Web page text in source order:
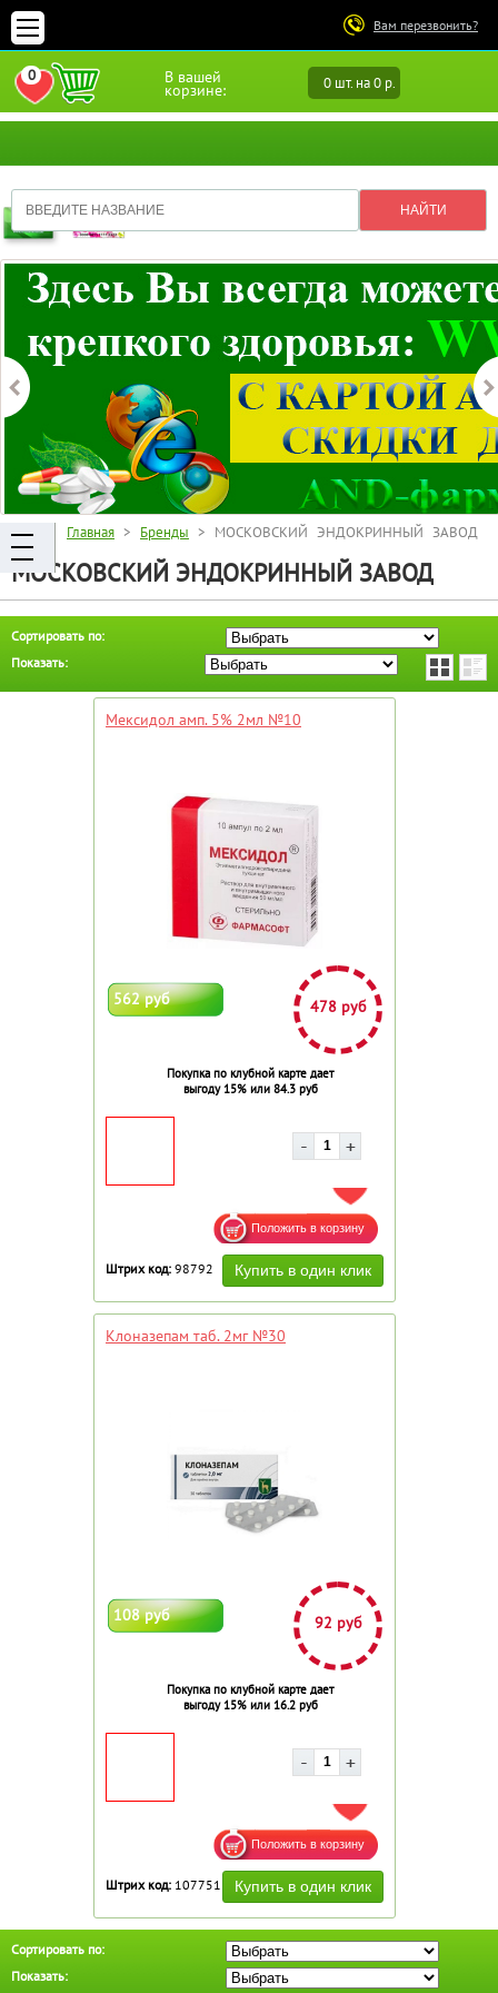
Вам перезвонить?
В вашей
корзине: 0 шт. на 0 р.
0
ПЕРЕЙТИ В ИЗБРАННОЕ
Главная > Бренды > МОСКОВСКИЙ ЭНДОКРИННЫЙ ЗАВОД
МОСКОВСКИЙ ЭНДОКРИННЫЙ ЗАВОД
Сортировать по:
Показать:
Мексидол амп. 5% 2мл №10
562 руб 478 руб
Покупка по клубной карте дает
выгоду 15% или 84.3 руб
ДОБАВИТЬ В ИЗБРАННОЕ
Штрих код: 98792
Клоназепам таб. 2мг №30
108 руб 92 руб
Покупка по клубной карте дает
выгоду 15% или 16.2 руб
ДОБАВИТЬ В ИЗБРАННОЕ
Штрих код: 107751
Сортировать по:
Показать: